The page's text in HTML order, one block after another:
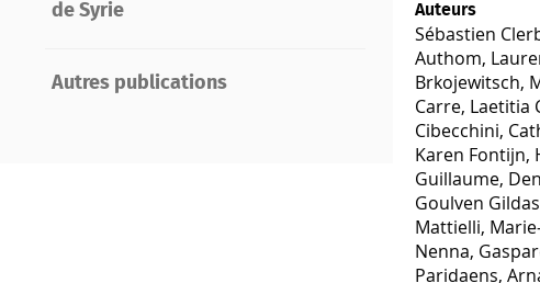
de Syrie
Autres publications
Auteurs
Sébastien
Authom,
Brkojewitsch,
Carre, Laetitia
Cibecchini,
Karen Fontijn,
Guillaume,
Goulven
Mattielli,
Nenna,
Paridaens,